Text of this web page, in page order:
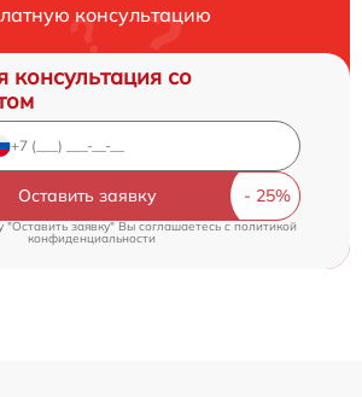
консультацию
консультация со
Оставить заявку
"Оставить заявку" Вы соглашаетесь cполитикой
конфиденциальности